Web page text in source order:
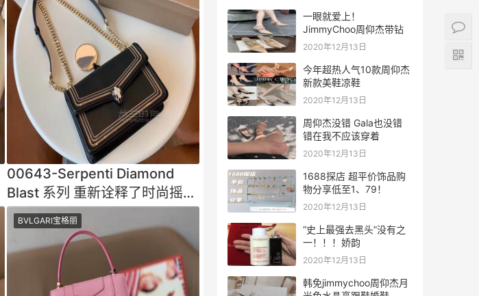
00643-Serpenti Diamond
Blast 系列 重新诠释了时尚摇滚
风格散发着迷人魅力三链图
BVLGARI宝格丽
一眼就爱上！
JimmyChoo周仰杰带钻
高跟凉鞋
2020年12月13日
今年超热人气10款周仰杰
新款美鞋凉鞋
2020年12月13日
周仰杰没错 Gala也没错
错在我不应该穿着
2020年12月13日
1688探店 超平价饰品购
物分享低至1、79！
2020年12月13日
“史上最强去黑头”没有之
一！！！娇韵
2020年12月13日
韩免jimmychoo周仰杰月